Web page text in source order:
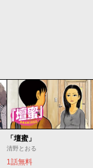
「壇蜜」
清野とおる
1話無料